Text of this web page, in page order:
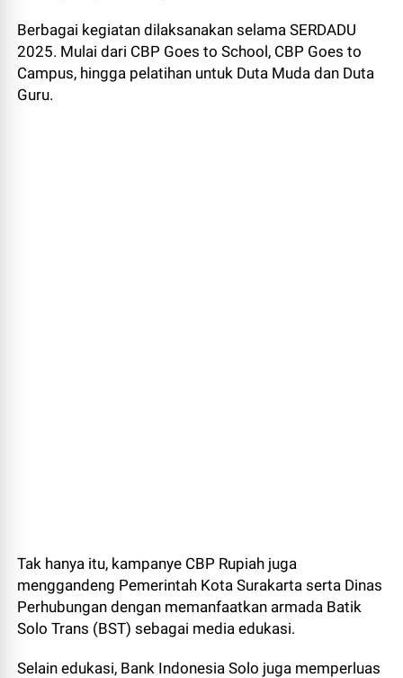
Berbagai kegiatan dilaksanakan selama SERDADU
2025. Mulai dari CBP Goes to School, CBP Goes to
Campus, hingga pelatihan untuk Duta Muda dan Duta
Guru.
Tak hanya itu, kampanye CBP Rupiah juga
menggandeng Pemerintah Kota Surakarta serta Dinas
Perhubungan dengan memanfaatkan armada Batik
Solo Trans (BST) sebagai media edukasi.
Selain edukasi, Bank Indonesia Solo juga memperluas